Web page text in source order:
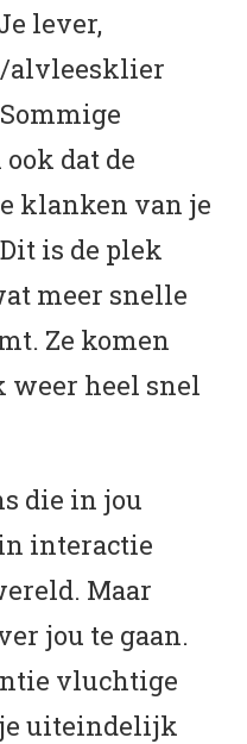
lever,
alvleesklier
dat de
klanken van je
is de plek
meer snelle
Ze komen
weer heel snel
die in jou
interactie
Maar
jou te gaan.
vluchtige
uiteindelijk